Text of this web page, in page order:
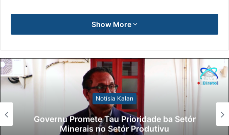
Show More
Notísia Kalan
Governu Promete Tau Prioridade ba Setór
Minerais no Setór Produtivu